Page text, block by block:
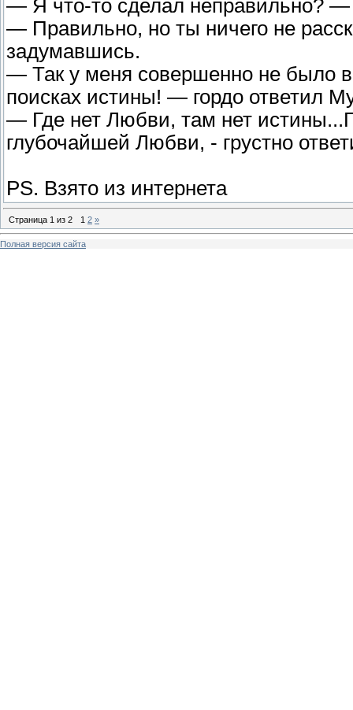
— Я что-то сделал неправильно?
— Правильно, но ты ничего не
задумавшись.
— Так у меня совершенно не было
поисках истины! — гордо ответил
— Где нет Любви, там нет
глубочайшей Любви, - грустно
PS. Взято из интернета
Страница 1 из 2 1 2 »
Полная версия сайта